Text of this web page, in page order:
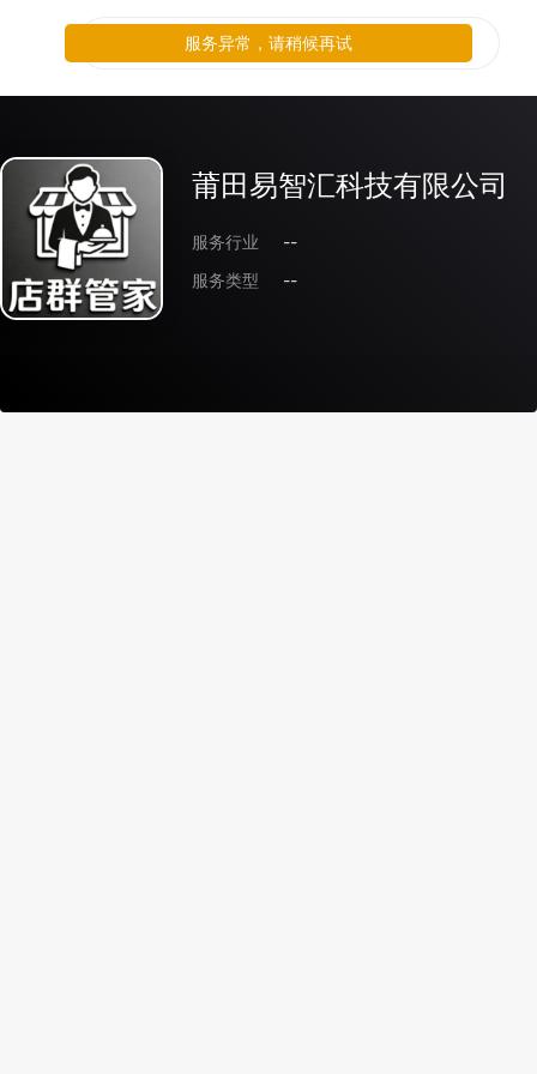
莆田易智汇科技有限公司
服务行业
--
服务类型
--
服务异常，请稍候再试